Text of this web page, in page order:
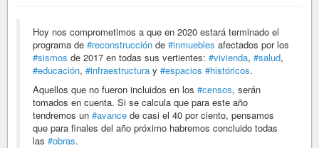
Hoy nos comprometimos a que en 2020 estará terminado el
programa de #reconstrucción de #inmuebles afectados por los
#sismos de 2017 en todas sus vertientes: #vivienda, #salud,
#educación, #infraestructura y #espacios #históricos.
Aquellos que no fueron incluidos en los #censos, serán
tomados en cuenta. Si se calcula que para este año
tendremos un #avance de casi el 40 por ciento, pensamos
que para finales del año próximo habremos concluido todas
las #obras.